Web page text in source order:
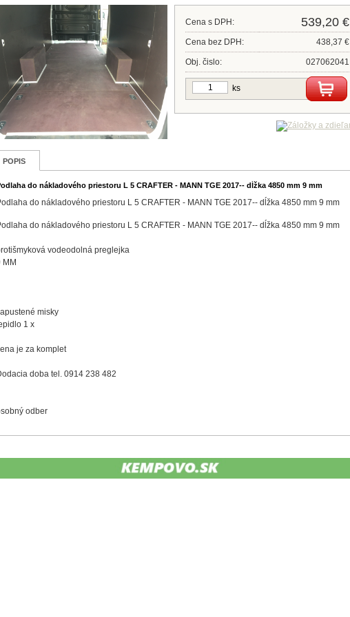
Cena s DPH: 539,20 €
Cena bez DPH: 438,37 €
Obj. čislo: 027062041
ks
POPIS
do nákladového priestoru L 5 CRAFTER - MANN TGE 2017-- dĺžka 4850 mm 9 mm
do nákladového priestoru L 5 CRAFTER - MANN TGE 2017-- dĺžka 4850 mm 9 mm
do nákladového priestoru L 5 CRAFTER - MANN TGE 2017-- dĺžka 4850 mm 9 mm
vodeodolná preglejka
MM
misky
1 x
je za komplet
doba tel. 0914 238 482
odber